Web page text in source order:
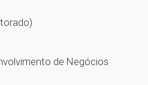
de Negócios